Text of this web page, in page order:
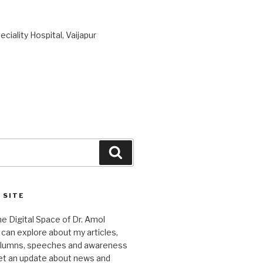
Hospital, Vaijapur
SITE
Digital Space of Dr. Amol
explore about my articles,
speeches and awareness
an update about news and